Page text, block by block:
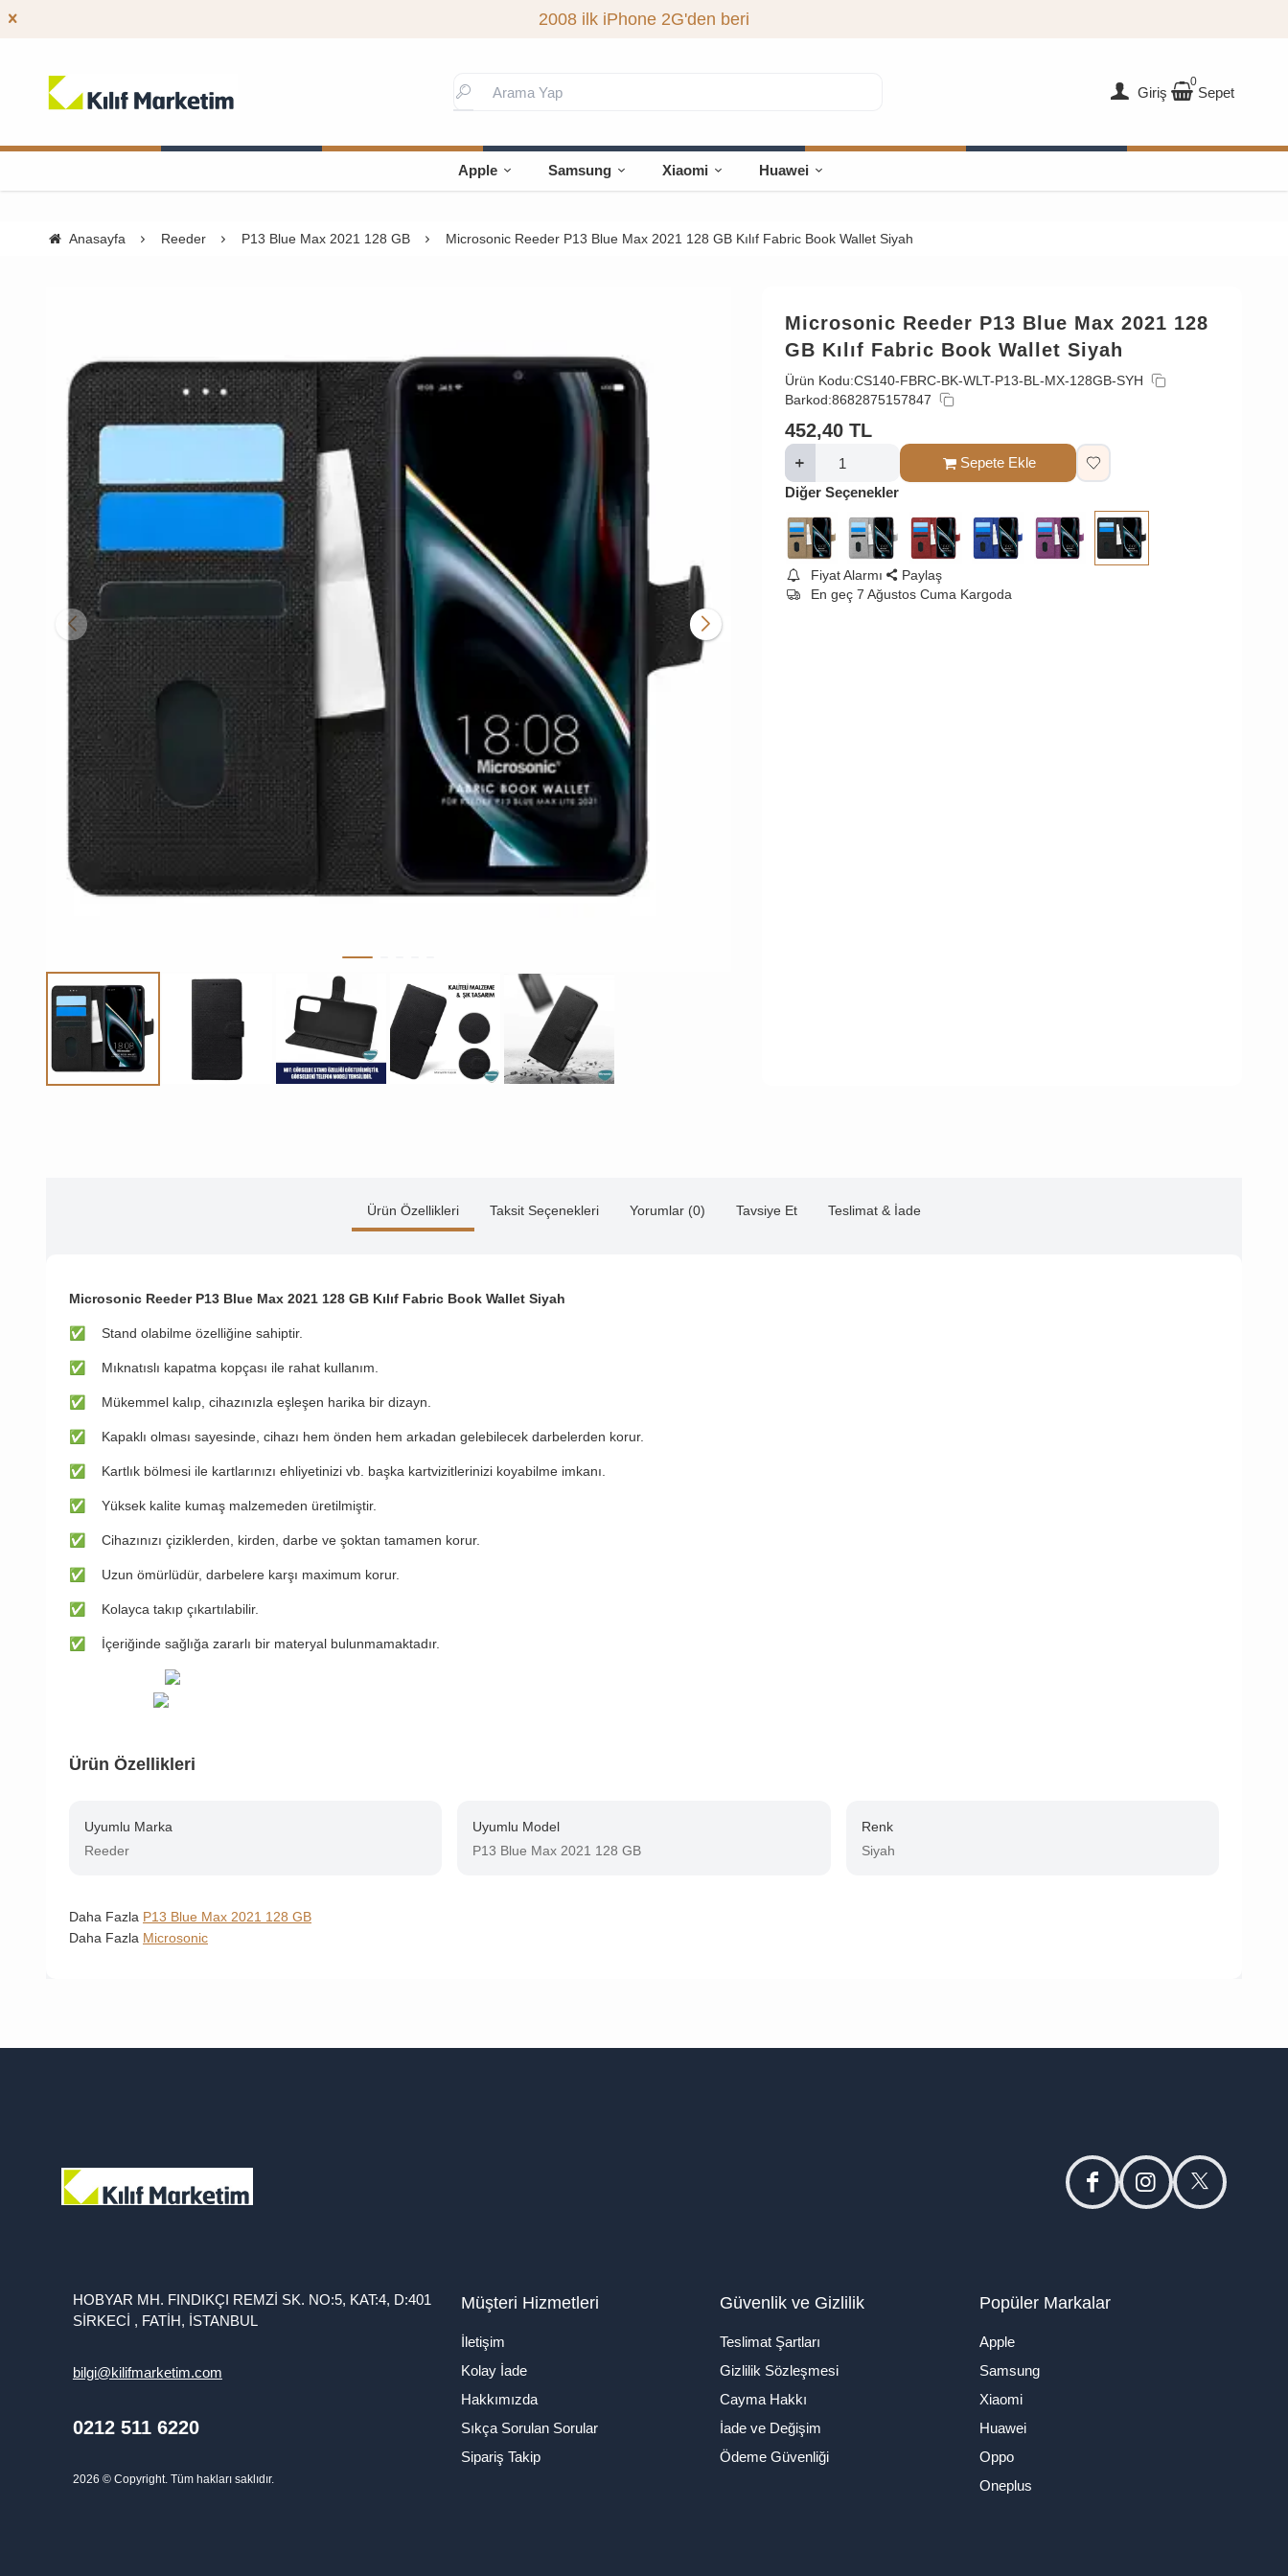
2008 ilk iPhone 2G'den beri
Giriş
0
Sepet
Apple Samsung Xiaomi Huawei
Anasayfa Reeder P13 Blue Max 2021 128 GB Microsonic Reeder P13 Blue Max 2021 128 GB Kılıf Fabric Book Wallet Siyah
Microsonic Reeder P13 Blue Max 2021 128
GB Kılıf Fabric Book Wallet Siyah
Ürün Kodu:CS140-FBRC-BK-WLT-P13-BL-MX-128GB-SYH
Barkod:8682875157847
452,40 TL
Sepete Ekle
Diğer Seçenekler
Fiyat Alarmı
Paylaş
En geç 7 Ağustos Cuma Kargoda
Ürün Özellikleri Taksit Seçenekleri Yorumlar (0) Tavsiye Et Teslimat & İade
Microsonic Reeder P13 Blue Max 2021 128 GB Kılıf Fabric Book Wallet Siyah
✅ Stand olabilme özelliğine sahiptir.
✅ Mıknatıslı kapatma kopçası ile rahat kullanım.
✅ Mükemmel kalıp, cihazınızla eşleşen harika bir dizayn.
✅ Kapaklı olması sayesinde, cihazı hem önden hem arkadan gelebilecek darbelerden korur.
✅ Kartlık bölmesi ile kartlarınızı ehliyetinizi vb. başka kartvizitlerinizi koyabilme imkanı.
✅ Yüksek kalite kumaş malzemeden üretilmiştir.
✅ Cihazınızı çiziklerden, kirden, darbe ve şoktan tamamen korur.
✅ Uzun ömürlüdür, darbelere karşı maximum korur.
✅ Kolayca takıp çıkartılabilir.
✅ İçeriğinde sağlığa zararlı bir materyal bulunmamaktadır.
Ürün Özellikleri
Uyumlu Marka
Reeder
Uyumlu Model
P13 Blue Max 2021 128 GB
Renk
Siyah
Daha Fazla P13 Blue Max 2021 128 GB
Daha Fazla Microsonic
facebookinstagramtwitter
HOBYAR MH. FINDIKÇI REMZİ SK. NO:5, KAT:4, D:401
SİRKECİ , FATİH, İSTANBUL
bilgi@kilifmarketim.com
0212 511 6220
2026 © Copyright. Tüm hakları saklıdır.
Müşteri Hizmetleri
İletişim
Kolay İade
Hakkımızda
Sıkça Sorulan Sorular
Sipariş Takip
Güvenlik ve Gizlilik
Teslimat Şartları
Gizlilik Sözleşmesi
Cayma Hakkı
İade ve Değişim
Ödeme Güvenliği
Popüler Markalar
Apple
Samsung
Xiaomi
Huawei
Oppo
Oneplus